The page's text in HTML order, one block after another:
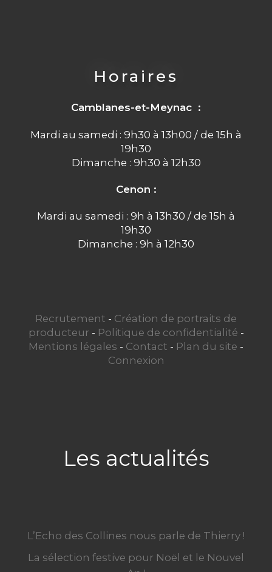
Horaires
Camblanes-et-Meynac :
Mardi au samedi : 9h30 à 13h00 / de 15h à
19h30
Dimanche : 9h30 à 12h30
Cenon :
Mardi au samedi : 9h à 13h30 / de 15h à
19h30
Dimanche : 9h à 12h30
Recrutement - Création de portraits de
producteur - Politique de confidentialité -
Mentions légales - Contact - Plan du site -
Connexion
Les actualités
L’Echo des Collines nous parle de Thierry !
La sélection festive pour Noël et le Nouvel